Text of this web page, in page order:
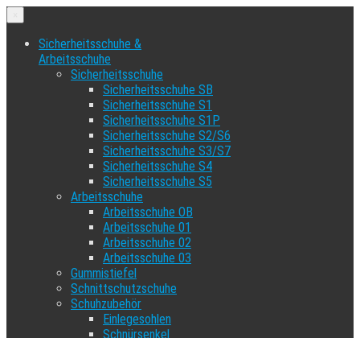
Sicherheitsschuhe &
Arbeitsschuhe
Sicherheitsschuhe
Sicherheitsschuhe SB
Sicherheitsschuhe S1
Sicherheitsschuhe S1P
Sicherheitsschuhe S2/S6
Sicherheitsschuhe S3/S7
Sicherheitsschuhe S4
Sicherheitsschuhe S5
Arbeitsschuhe
Arbeitsschuhe OB
Arbeitsschuhe 01
Arbeitsschuhe 02
Arbeitsschuhe 03
Gummistiefel
Schnittschutzschuhe
Schuhzubehör
Einlegesohlen
Schnürsenkel